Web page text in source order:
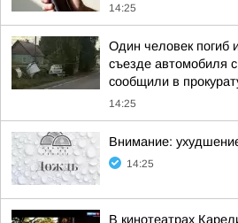
14:25
Один человек погиб
съезде автомобиля
сообщили в
14:25
Внимание:
14:25
В кинотеатрах